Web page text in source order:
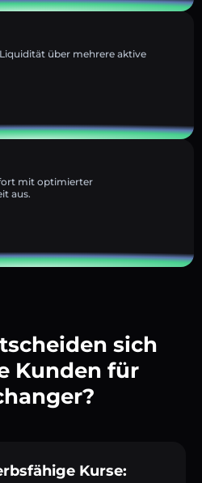
über mehrere aktive
mit optimierter
aus.
sich
Kunden für
Kurse: